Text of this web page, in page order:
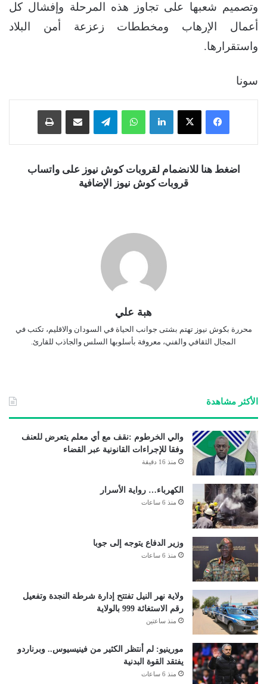
وتصميم شعبها على تجاوز هذه المرحلة وإفشال كل
أعمال الإرهاب ومخططات زعزعة أمن البلاد
واستقرارها.
سونا
فيسبوك ‫X لينكدإن واتساب تيلقرام
اضغط هنا للانضمام لقروبات كوش نيوز على واتساب
قروبات كوش نيوز الإضافية
هبة علي
محررة بكوش نيوز تهتم بشتى جوانب الحياة في السودان والاقليم، تكتب في
المجال الثقافي والفني، معروفة بأسلوبها السلس والجاذب للقارئ.
الأكثر مشاهدة
والي الخرطوم :نقف مع أي معلم يتعرض للعنف
وفقا للإجراءات القانونية عبر القضاء
منذ 16 دقيقة
الكهرباء… رواية الأسرار
منذ 6 ساعات
وزير الدفاع يتوجه إلى جوبا
منذ 6 ساعات
ولاية نهر النيل تفتتح إدارة شرطة النجدة وتفعيل
رقم الاستغاثة 999 بالولاية
منذ ساعتين
مورينيو: لم أنتظر الكثير من فينيسيوس.. وبرناردو
يفتقد القوة البدنية
منذ 6 ساعات